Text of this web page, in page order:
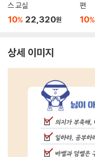
스 교실
10% 22,320원
편
10%
상세 이미지